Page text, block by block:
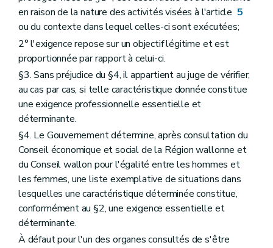
en raison de la nature des activités visées à l'article 5
ou du contexte dans lequel celles-ci sont exécutées;
2° l'exigence repose sur un objectif légitime et est
proportionnée par rapport à celui-ci.
§3. Sans préjudice du §4, il appartient au juge de vérifier,
au cas par cas, si telle caractéristique donnée constitue
une exigence professionnelle essentielle et
déterminante.
§4. Le Gouvernement détermine, après consultation du
Conseil économique et social de la Région wallonne et
du Conseil wallon pour l'égalité entre les hommes et
les femmes, une liste exemplative de situations dans
lesquelles une caractéristique déterminée constitue,
conformément au §2, une exigence essentielle et
déterminante.
À défaut pour l'un des organes consultés de s'être